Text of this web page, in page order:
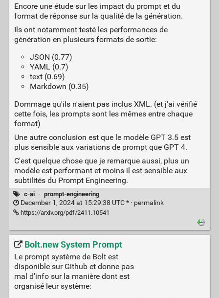
Encore une étude sur les impact du prompt et du
format de réponse sur la qualité de la génération.
Ils ont notamment testé les performances de
génération en plusieurs formats de sortie:
JSON (0.77)
YAML (0.7)
text (0.69)
Markdown (0.35)
Dommage qu'ils n'aient pas inclus XML. (et j'ai vérifié
cette fois, les prompts sont les mêmes entre chaque
format)
Une autre conclusion est que le modèle GPT 3.5 est
plus sensible aux variations de prompt que GPT 4.
C'est quelque chose que je remarque aussi, plus un
modèle est performant et moins il est sensible aux
subtilités du Prompt Engineering.
c-ai · prompt-engineering
December 1, 2024 at 15:29:38 UTC * · permalink
https://arxiv.org/pdf/2411.10541
Bolt.new System Prompt
Le prompt système de Bolt est
disponible sur Github et donne pas
mal d'info sur la manière dont est
organisé leur système: